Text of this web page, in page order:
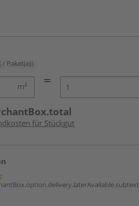
/ Paket(e))
m²
für Stückgut